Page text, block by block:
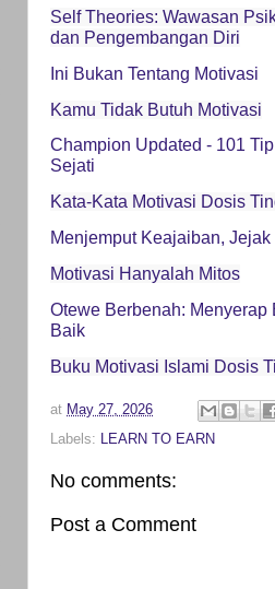
Self Theories: Wawasan
dan Pengembangan Diri
Ini Bukan Tentang Motivasi
Kamu Tidak Butuh Motivasi
Champion Updated - 101
Sejati
Kata-Kata Motivasi Dosis
Menjemput Keajaiban,
Motivasi Hanyalah Mitos
Otewe Berbenah:
Baik
Buku Motivasi Islami Dosis
at May 27, 2026
Labels: LEARN TO EARN
No comments:
Post a Comment